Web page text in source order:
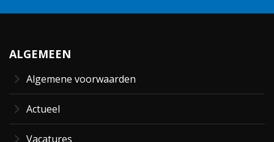
ALGEMEEN
Algemene voorwaarden
Actueel
Vacatures